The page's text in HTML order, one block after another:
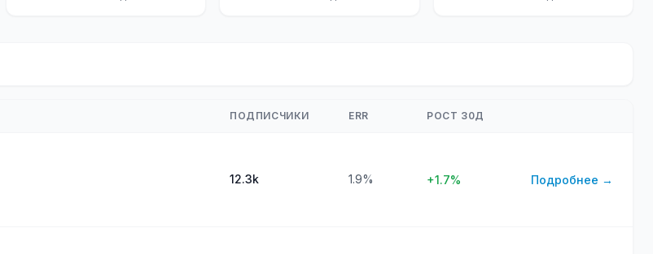
ПОДПИСЧИКИ ERR РОСТ 30Д
12.3k 1.9% +1.7% Подробнее →